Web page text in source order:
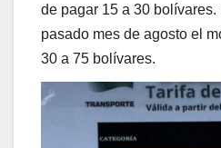
de pagar 15 a 30 bolívares.
pasado mes de agosto el
30 a 75 bolívares.